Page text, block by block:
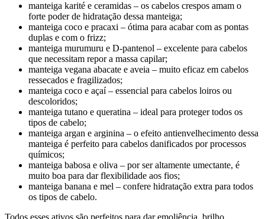
manteiga karité e ceramidas – os cabelos crespos amam o
forte poder de hidratação dessa manteiga;
manteiga coco e pracaxi – ótima para acabar com as pontas
duplas e com o frizz;
manteiga murumuru e D-pantenol – excelente para cabelos
que necessitam repor a massa capilar;
manteiga vegana abacate e aveia – muito eficaz em cabelos
ressecados e fragilizados;
manteiga coco e açaí – essencial para cabelos loiros ou
descoloridos;
manteiga tutano e queratina – ideal para proteger todos os
tipos de cabelo;
manteiga argan e arginina – o efeito antienvelhecimento dessa
manteiga é perfeito para cabelos danificados por processos
químicos;
manteiga babosa e oliva – por ser altamente umectante, é
muito boa para dar flexibilidade aos fios;
manteiga banana e mel – confere hidratação extra para todos
os tipos de cabelo.